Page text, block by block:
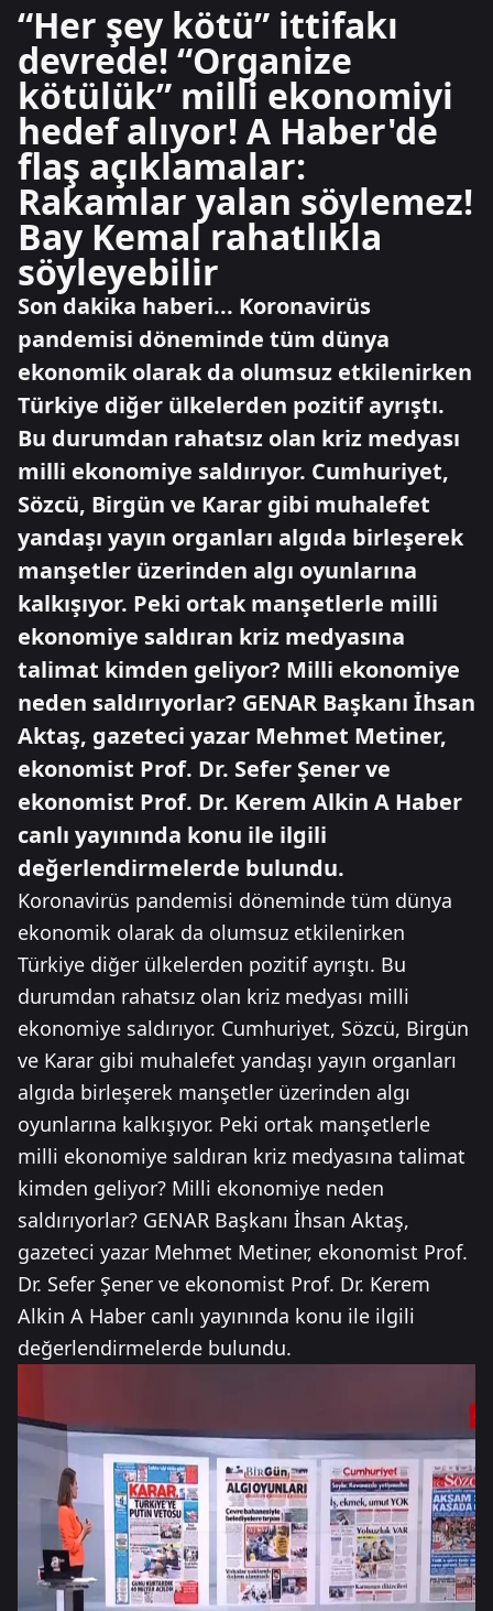
“Her şey kötü” ittifakı
devrede! “Organize
kötülük” milli ekonomiyi
hedef alıyor! A Haber'de
flaş açıklamalar:
Rakamlar yalan söylemez!
Bay Kemal rahatlıkla
söyleyebilir
Son dakika haberi... Koronavirüs
pandemisi döneminde tüm dünya
ekonomik olarak da olumsuz etkilenirken
Türkiye diğer ülkelerden pozitif ayrıştı.
Bu durumdan rahatsız olan kriz medyası
milli ekonomiye saldırıyor. Cumhuriyet,
Sözcü, Birgün ve Karar gibi muhalefet
yandaşı yayın organları algıda birleşerek
manşetler üzerinden algı oyunlarına
kalkışıyor. Peki ortak manşetlerle milli
ekonomiye saldıran kriz medyasına
talimat kimden geliyor? Milli ekonomiye
neden saldırıyorlar? GENAR Başkanı İhsan
Aktaş, gazeteci yazar Mehmet Metiner,
ekonomist Prof. Dr. Sefer Şener ve
ekonomist Prof. Dr. Kerem Alkin A Haber
canlı yayınında konu ile ilgili
değerlendirmelerde bulundu.
Koronavirüs pandemisi döneminde tüm dünya
ekonomik olarak da olumsuz etkilenirken
Türkiye diğer ülkelerden pozitif ayrıştı. Bu
durumdan rahatsız olan kriz medyası milli
ekonomiye saldırıyor. Cumhuriyet, Sözcü, Birgün
ve Karar gibi muhalefet yandaşı yayın organları
algıda birleşerek manşetler üzerinden algı
oyunlarına kalkışıyor. Peki ortak manşetlerle
milli ekonomiye saldıran kriz medyasına talimat
kimden geliyor? Milli ekonomiye neden
saldırıyorlar? GENAR Başkanı İhsan Aktaş,
gazeteci yazar Mehmet Metiner, ekonomist Prof.
Dr. Sefer Şener ve ekonomist Prof. Dr. Kerem
Alkin A Haber canlı yayınında konu ile ilgili
değerlendirmelerde bulundu.